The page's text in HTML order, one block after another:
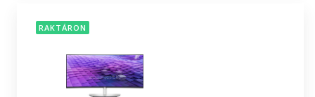
RAKTÁRON